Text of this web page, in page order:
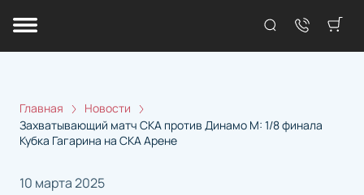
Главная
Новости
Захватывающий матч СКА против Динамо М: 1/8 финала
Кубка Гагарина на СКА Арене
10 марта 2025